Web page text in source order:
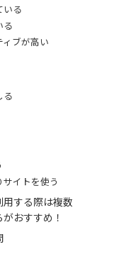
る
る
ブが高い
る
イトを使う
用する際は複数
おすすめ！